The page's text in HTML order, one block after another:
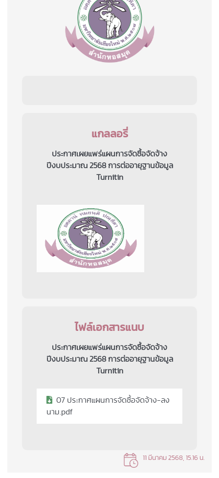
แกลลอรี่
ประกาศเผยแพร่แผนการจัดซื้อจัดจ้าง
ปีงบประมาณ 2568 การต่ออายุฐานข้อมูล
Turnitin
ไฟล์เอกสารแนบ
ประกาศเผยแพร่แผนการจัดซื้อจัดจ้าง
ปีงบประมาณ 2568 การต่ออายุฐานข้อมูล
Turnitin
07 ประกาศแผนการจัดซื้อจัดจ้าง-ลง
นาม.pdf
11 มีนาคม 2568, 15.16 น.